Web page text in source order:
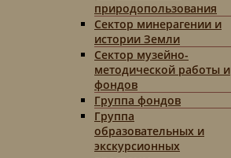
природопользования
Сектор минерагении и
истории Земли
Сектор музейно-
методической работы и
фондов
Группа фондов
Группа
образовательных и
экскурсионных